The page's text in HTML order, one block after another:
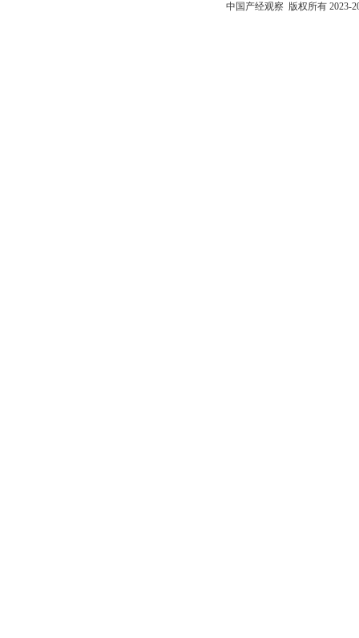
中国产经观察 版权所有 2023-